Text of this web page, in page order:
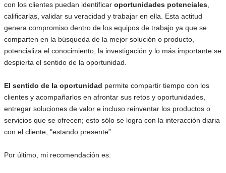
con los clientes puedan identificar oportunidades potenciales
calificarlas, validar su veracidad y trabajar en ella. Esta actitud
genera compromiso dentro de los equipos de trabajo ya que se
comparten en la búsqueda de la mejor solución o producto,
potencializa el conocimiento, la investigación y lo más importante se
despierta el sentido de la oportunidad.
El sentido de la oportunidad permite compartir tiempo con los
clientes y acompañarlos en afrontar sus retos y oportunidades,
entregar soluciones de valor e incluso reinventar los productos o
servicios que se ofrecen; esto sólo se logra con la interacción diaria
con el cliente, "estando presente”.
Por último, mi recomendación es: